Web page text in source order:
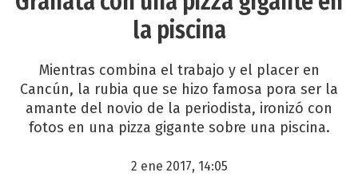
la piscina
Mientras combina el trabajo y el placer en
Cancún, la rubia que se hizo famosa pora ser la
amante del novio de la periodista, ironizó con
fotos en una pizza gigante sobre una piscina.
2 ene 2017, 14:05